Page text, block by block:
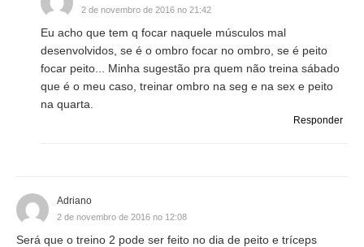
2 de novembro de 2016 no 21:42
Eu acho que tem q focar naquele músculos mal
desenvolvidos, se é o ombro focar no ombro, se é peito
focar peito... Minha sugestão pra quem não treina sábado
que é o meu caso, treinar ombro na seg e na sex e peito
na quarta.
Responder
Adriano
2 de novembro de 2016 no 12:08
Será que o treino 2 pode ser feito no dia de peito e tríceps